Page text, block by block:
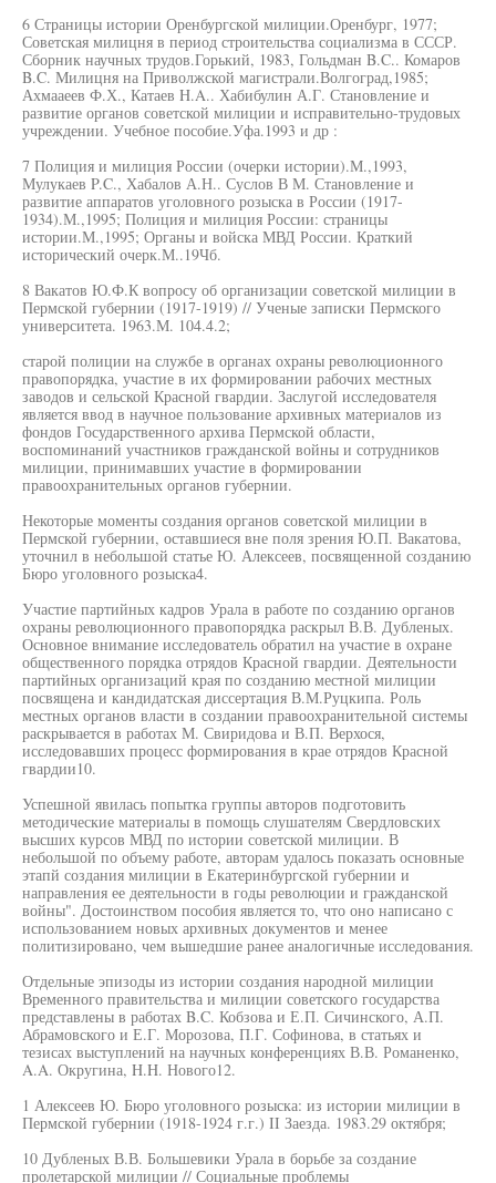
6 Страницы истории Оренбургской милиции.Оренбург, 1977;
Советская милицня в период строительства социализма в СССР.
Сборник научных трудов.Горький, 1983, Гольдман B.C.. Комаров
B.C. Милицня на Приволжской магистрали.Волгоград,1985;
Ахмааеев Ф.Х., Катаев H.A.. Хабибулин А.Г. Становление и
развитие органов советской милиции и исправительно-трудовых
учреждении. Учебное пособие.Уфа.1993 и др :
7 Полиция и милиция России (очерки истории).М.,1993,
Мулукаев P.C., Хабалов А.Н.. Суслов В М. Становление и
развитие аппаратов уголовного розыска в России (1917-
1934).М.,1995; Полиция и милиция России: страницы
истории.М.,1995; Органы и войска МВД России. Краткий
исторический очерк.М..19Чб.
8 Вакатов Ю.Ф.К вопросу об организации советской милиции в
Пермской губернии (1917-1919) // Ученые записки Пермского
университета. 1963.М. 104.4.2;
старой полиции на службе в органах охраны революционного
правопорядка, участие в их формировании рабочих местных
заводов и сельской Красной гвардии. Заслугой исследователя
является ввод в научное пользование архивных материалов из
фондов Государственного архива Пермской области,
воспоминаний участников гражданской войны и сотрудников
милиции, принимавших участие в формировании
правоохранительных органов губернии.
Некоторые моменты создания органов советской милиции в
Пермской губернии, оставшиеся вне поля зрения Ю.П. Вакатова,
уточнил в небольшой статье Ю. Алексеев, посвященной созданию
Бюро уголовного розыска4.
Участие партийных кадров Урала в работе по созданию органов
охраны революционного правопорядка раскрыл В.В. Дубленых.
Основное внимание исследователь обратил на участие в охране
общественного порядка отрядов Красной гвардии. Деятельности
партийных организаций края по созданию местной милиции
посвящена и кандидатская диссертация В.М.Руцкипа. Роль
местных органов власти в создании правоохранительной системы
раскрывается в работах М. Свиридова и В.П. Верхося,
исследовавших процесс формирования в крае отрядов Красной
гвардии10.
Успешной явилась попытка группы авторов подготовить
методические материалы в помощь слушателям Свердловских
высших курсов МВД по истории советской милиции. В
небольшой по объему работе, авторам удалось показать основные
этапй создания милиции в Екатеринбургской губернии и
направления ее деятельности в годы революции и гражданской
войны". Достоинством пособия является то, что оно написано с
использованием новых архивных документов и менее
политизировано, чем вышедшие ранее аналогичные исследования.
Отдельные эпизоды из истории создания народной милиции
Временного правительства и милиции советского государства
представлены в работах B.C. Кобзова и Е.П. Сичинского, А.П.
Абрамовского и Е.Г. Морозова, П.Г. Софинова, в статьях и
тезисах выступлений на научных конференциях В.В. Романенко,
A.A. Округина, H.H. Нового12.
1 Алексеев Ю. Бюро уголовного розыска: из истории милиции в
Пермской губернии (1918-1924 г.г.) II Заезда. 1983.29 октября;
10 Дубленых В.В. Большевики Урала в борьбе за создание
пролетарской милиции // Социальные проблемы